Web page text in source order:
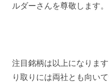
ルダーさんを尊敬します。
注目銘柄は以上になりま
り取りには両社とも向い